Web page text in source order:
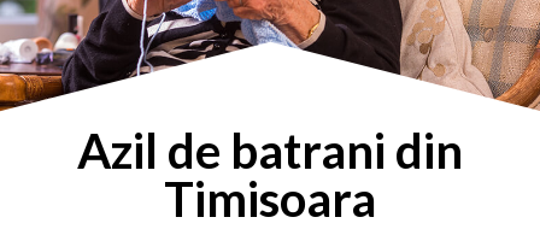
Azil de batrani din
Timisoara